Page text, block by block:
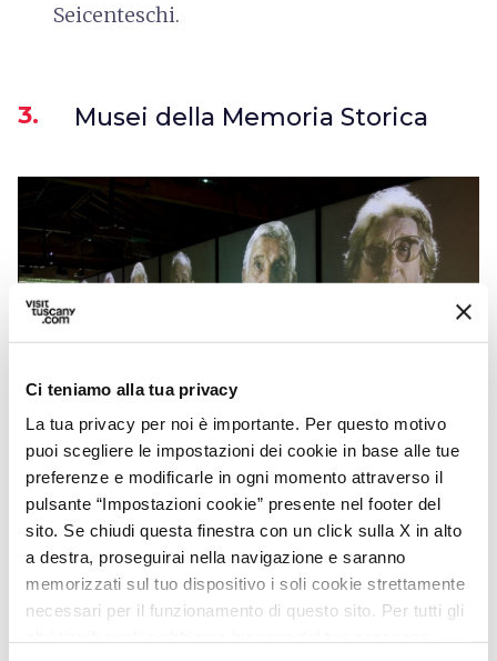
Ci teniamo alla tua privacy
La tua privacy per noi è importante. Per questo motivo
puoi scegliere le impostazioni dei cookie in base alle tue
preferenze e modificarle in ogni momento attraverso il
pulsante “Impostazioni cookie” presente nel footer del
sito. Se chiudi questa finestra con un click sulla X in alto
a destra, proseguirai nella navigazione e saranno
memorizzati sul tuo dispositivo i soli cookie strettamente
necessari per il funzionamento di questo sito. Per tutti gli
Seicenteschi.
3. Musei della Memoria Storica
Museo Audiovisivo della Resistenza - Credit: Museo
Audiovisivo della Resistenza
Museo Etnografico della Lunigiana
(Villafranca in Lunigiana)
La tradizione contadina e pastorale della